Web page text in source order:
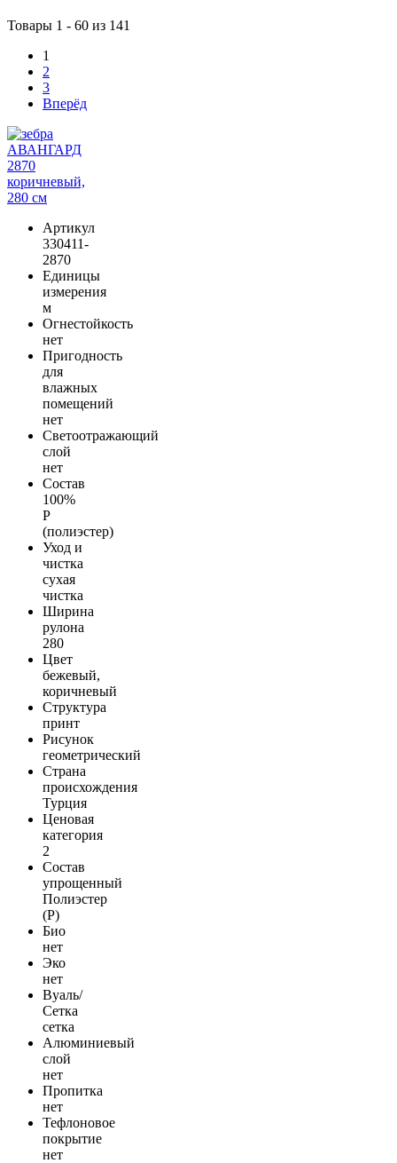
Товары 1 - 60 из 141
1
2
3
Вперёд
Артикул
330411-
2870
Единицы
измерения
м
Огнестойкость
нет
Пригодность
для
влажных
помещений
нет
Светоотражающий
слой
нет
Состав
100%
Р
(полиэстер)
Уход и
чистка
сухая
чистка
Ширина
рулона
280
Цвет
бежевый,
коричневый
Структура
принт
Рисунок
геометрический
Страна
происхождения
Турция
Ценовая
категория
2
Состав
упрощенный
Полиэстер
(Р)
Био
нет
Эко
нет
Вуаль/
Сетка
сетка
Алюминиевый
слой
нет
Пропитка
нет
Тефлоновое
покрытие
нет